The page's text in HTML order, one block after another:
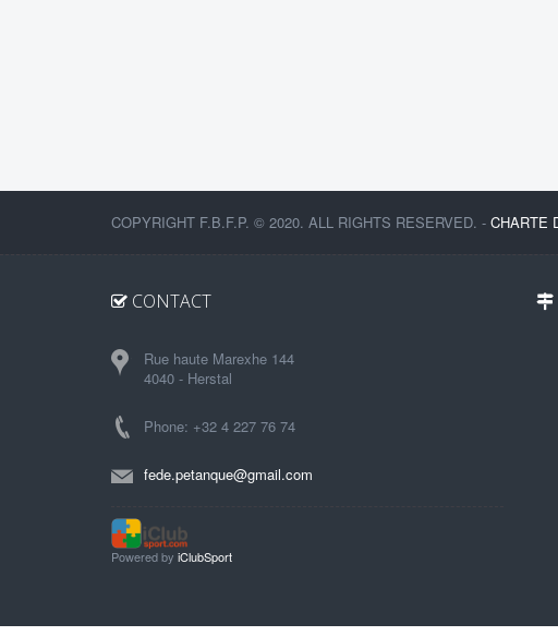
COPYRIGHT F.B.F.P. © 2020. ALL RIGHTS RESERVED. - CHARTE
CONTACT
Rue haute Marexhe 144
4040 - Herstal
Phone: +32 4 227 76 74
fede.petanque@gmail.com
Powered by iClubSport